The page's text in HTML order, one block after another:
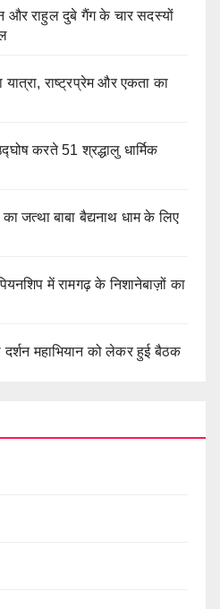
और राहुल दुबे गैंग के चार सदस्यों
यात्रा, राष्ट्रप्रेम और एकता का
करते 51 श्रद्धालु धार्मिक
जत्था बाबा बैद्यनाथ धाम के लिए
में रामगढ़ के निशानेबाज़ों का
महाभियान को लेकर हुई बैठक